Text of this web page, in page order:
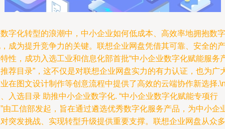
字化转型的浪潮中，中小企业如何低成本、高效率地拥抱数字
成为提升竞争力的关键。联想企业网盘凭借其可靠、安全的产
性，成功入选工业和信息化部首批“中小企业数字化赋能服务
荐目录”，这不仅是对联想企业网盘实力的有力认证，也为广
在图文设计制作等创意流程中提供了高效的云端协作新选择
入选目录 助推中小企业数字化. “中小企业数字化赋能专项行
由工信部发起，旨在通过遴选优秀数字化服务产品，为中小企
突发挑战、实现转型升级提供重要支撑。联想企业网盘从众多